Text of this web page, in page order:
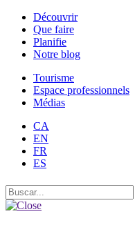
Découvrir
Que faire
Planifie
Notre blog
Tourisme
Espace professionnels
Médias
CA
EN
FR
ES